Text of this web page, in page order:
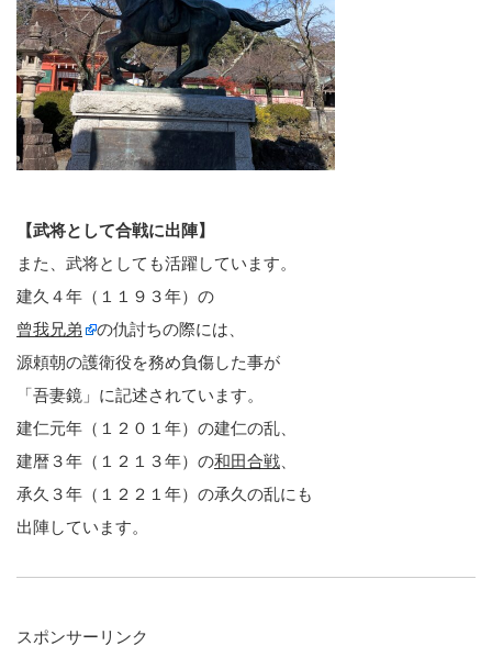
【武将として合戦に出陣】
また、武将としても活躍しています。
建久４年（１１９３年）の
曾我兄弟
の仇討ちの際には、
源頼朝の護衛役を務め負傷した事が
「吾妻鏡」に記述されています。
建仁元年（１２０１年）の建仁の乱、
建暦３年（１２１３年）の和田合戦
承久３年（１２２１年）の承久の乱にも
出陣しています。
スポンサーリンク